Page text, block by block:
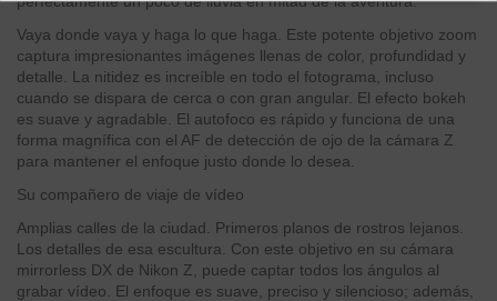
Vaya donde vaya y haga lo que haga. Este potente objetivo zoom
captura impresionantes imágenes llenas de color, profundidad y
detalle. La nitidez es increíble en todo el fotograma, incluso
cuando se dispara de cerca o con gran angular. El efecto bokeh
es suave y agradable. El autofoco es rápido y funciona de una
forma magnífica con el AF de detección de ojo de la cámara Z
para mantener el enfoque justo donde lo desea.
Su compañero de viaje de vídeo
Amplias calles de la ciudad. Primeros planos de rostros lejanos.
Los detalles de esa escultura. Con este objetivo en su cámara
mirrorless DX de Nikon Z, puede captar todos los ángulos al
grabar vídeo. El enfoque es suave, preciso y silencioso; además,